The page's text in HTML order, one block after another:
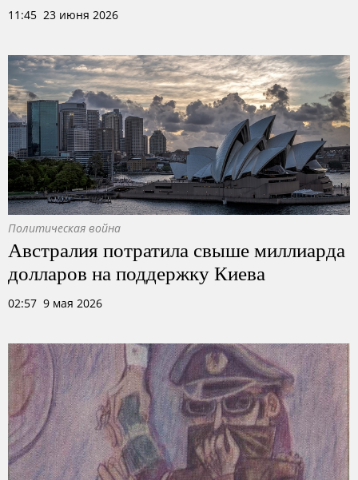
11:45 23 июня 2026
Политическая война
Австралия потратила свыше миллиарда
долларов на поддержку Киева
02:57 9 мая 2026